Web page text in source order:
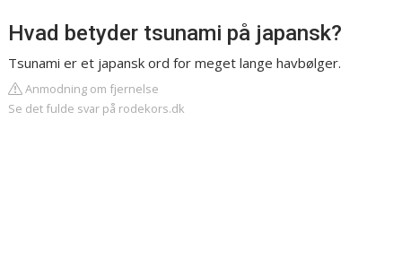
Hvad betyder tsunami på japansk?
Tsunami er et japansk ord for meget lange havbølger.
Anmodning om fjernelse
Se det fulde svar på rodekors.dk